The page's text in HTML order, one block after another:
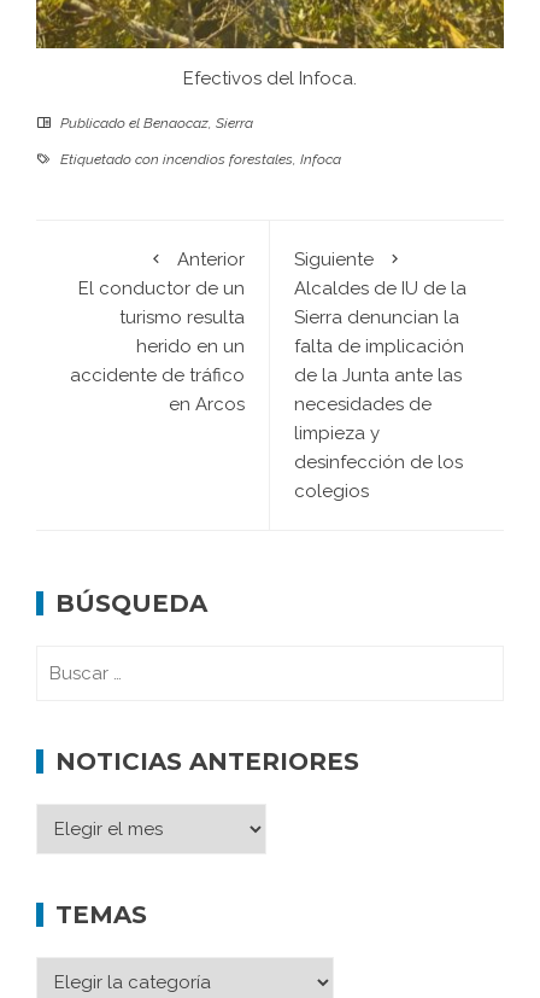
Efectivos del Infoca.
Publicado el Benaocaz Sierra
Etiquetado con incendios forestales Infoca
Anterior
El conductor de un
turismo resulta
herido en un
accidente de tráfico
en Arcos
Siguiente
Alcaldes de IU de la
Sierra denuncian la
falta de implicación
de la Junta ante las
necesidades de
limpieza y
desinfección de los
colegios
BÚSQUEDA
NOTICIAS ANTERIORES
TEMAS